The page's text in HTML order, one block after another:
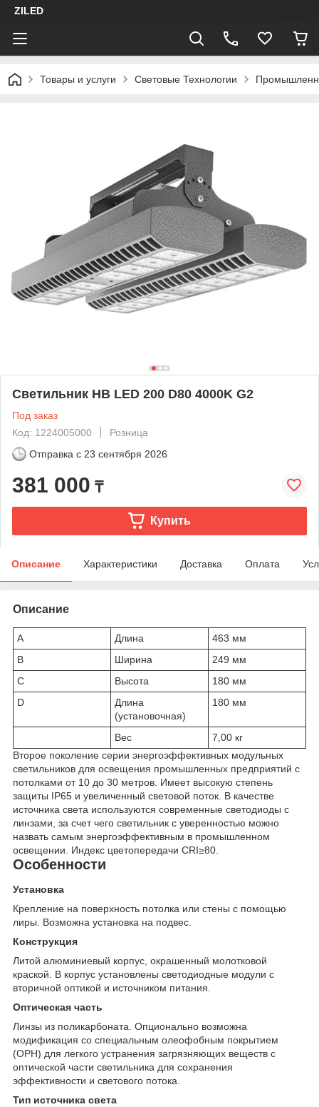
ZILED
Товары и услуги Световые Технологии
Светильник HB LED 200 D80 4000K G2
Под заказ
Код: 1224005000
Розница
Отправка с 23 сентября 2026
381 000 ₸
Купить
Описание Характеристики Доставка Оплата
Описание
A Длина
463 мм
B
Ширина
249 мм
C
Высота
180 мм
D
Длина
(установочная)
180 мм
Вес
7,00 кг
Второе поколение серии энергоэффективных модульных
светильников для освещения промышленных предприятий с
потолками от 10 до 30 метров. Имеет высокую степень
защиты IP65 и увеличенный световой поток. В качестве
источника света используются современные светодиоды с
линзами, за счет чего светильник с уверенностью можно
назвать самым энергоэффективным в промышленном
освещении. Индекс цветопередачи CRI≥80.
Особенности
Установка
Крепление на поверхность потолка или стены с помощью
лиры. Возможна установка на подвес.
Конструкция
Литой алюминиевый корпус, окрашенный молотковой
краской. В корпус установлены светодиодные модули с
вторичной оптикой и источником питания.
Оптическая часть
Линзы из поликарбоната. Опционально возможна
модификация со специальным олеофобным покрытием
(OPH) для легкого устранения загрязняющих веществ с
оптической части светильника для сохранения
эффективности и светового потока.
Тип источника света